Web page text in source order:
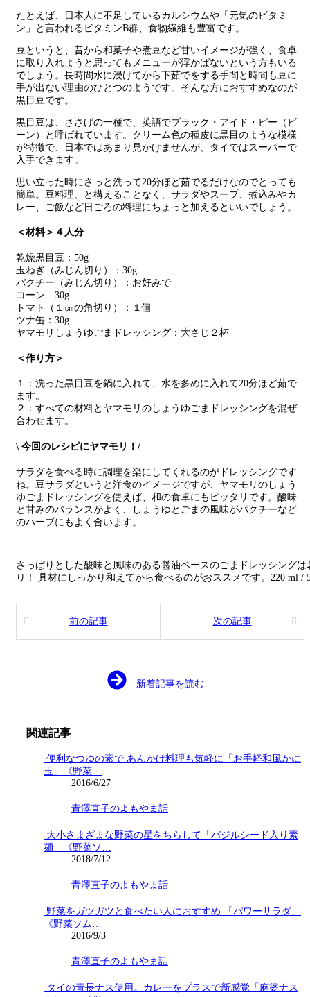
たとえば、日本人に不足しているカルシウムや「元気のビタミ
ン」と言われるビタミンB群、食物繊維も豊富です。
豆というと、昔から和菓子や煮豆など甘いイメージが強く、食卓
に取り入れようと思ってもメニューが浮かばないという方もいる
でしょう。長時間水に浸けてから下茹でをする手間と時間も豆に
手が出ない理由のひとつのようです。そんな方におすすめなのが
黒目豆です。
黒目豆は、ささげの一種で、英語でブラック・アイド・ピー（ビ
ーン）と呼ばれています。クリーム色の種皮に黒目のような模様
が特徴で、日本ではあまり見かけませんが、タイではスーパーで
入手できます。
思い立った時にさっと洗って20分ほど茹でるだけなのでとっても
簡単。豆料理、と構えることなく、サラダやスープ、煮込みやカ
レー、ご飯など日ごろの料理にちょっと加えるといいでしょう。
＜材料＞４人分
乾燥黒目豆：50g
玉ねぎ（みじん切り）：30g
パクチー（みじん切り）：お好みで
コーン 30g
トマト（１㎝の角切り）：１個
ツナ缶：30g
ヤマモリしょうゆごまドレッシング：大さじ２杯
＜作り方＞
１：洗った黒目豆を鍋に入れて、水を多めに入れて20分ほど茹で
ます。
２：すべての材料とヤマモリのしょうゆごまドレッシングを混ぜ
合わせます。
\ 今回のレシピにヤマモリ！/
サラダを食べる時に調理を楽にしてくれるのがドレッシングです
ね。豆サラダというと洋食のイメージですが、ヤマモリのしょう
ゆごまドレッシングを使えば、和の食卓にもピッタリです。酸味
と甘みのバランスがよく、しょうゆとごまの風味がパクチーなど
のハーブにもよく合います。
さっぱりとした酸味と風味のある醤油ベースのごまドレッシング
り！ 具材にしっかり和えてから食べるのがおススメです。220 ml /
前の記事 次の記事
新着記事を読む
関連記事
便利なつゆの素で あんかけ料理も気軽に「お手軽和風かに
玉」《野菜…
2016/6/27
青澤直子のよもやま話
大小さまざまな野菜の星をちらして「バジルシード入り素
麺」《野菜ソ…
2018/7/12
青澤直子のよもやま話
野菜をガツガツと食べたい人におすすめ 「パワーサラダ」
《野菜ソム…
2016/9/3
青澤直子のよもやま話
タイの青長ナス使用。カレーをプラスで新感覚「麻婆ナス